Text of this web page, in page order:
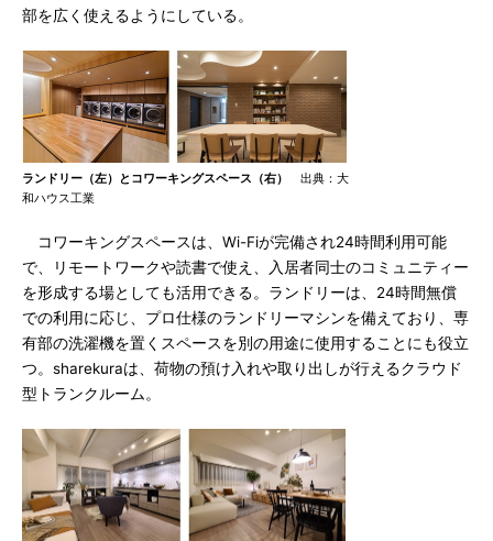
部を広く使えるようにしている。
ランドリー（左）とコワーキングスペース（右）
出典：大
和ハウス工業
コワーキングスペースは、Wi-Fiが完備され24時間利用可能
で、リモートワークや読書で使え、入居者同士のコミュニティー
を形成する場としても活用できる。ランドリーは、24時間無償
での利用に応じ、プロ仕様のランドリーマシンを備えており、専
有部の洗濯機を置くスペースを別の用途に使用することにも役立
つ。sharekuraは、荷物の預け入れや取り出しが行えるクラウド
型トランクルーム。